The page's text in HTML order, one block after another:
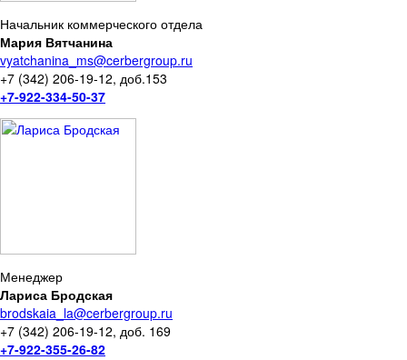
Начальник коммерческого отдела
Мария Вятчанина
vyatchanina_ms@cerbergroup.ru
+7 (342) 206-19-12, доб.153
+7-922-334-50-37
Менеджер
Лариса Бродская
brodskaia_la@cerbergroup.ru
+7 (342) 206-19-12, доб. 169
+7-922-355-26-82